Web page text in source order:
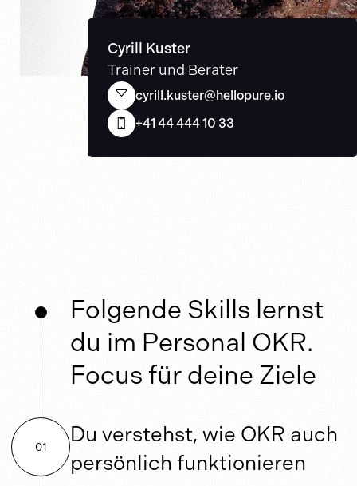
Cyrill Kuster
Trainer und Berater
cyrill.kuster@hellopure.io
+41 44 444 10 33
Folgende Skills lernst
du im Personal OKR.
Focus für deine Ziele
01
Du verstehst, wie OKR auch
persönlich funktionieren